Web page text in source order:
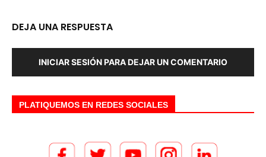
DEJA UNA RESPUESTA
INICIAR SESIÓN PARA DEJAR UN COMENTARIO
PLATIQUEMOS EN REDES SOCIALES